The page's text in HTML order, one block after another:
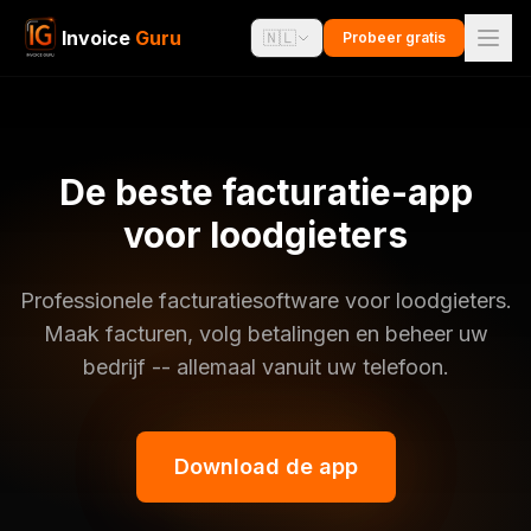
Invoice Guru 🇳🇱 Probeer gratis
De beste facturatie-app
voor loodgieters
Professionele facturatiesoftware voor loodgieters.
Maak facturen, volg betalingen en beheer uw
bedrijf -- allemaal vanuit uw telefoon.
Download de app